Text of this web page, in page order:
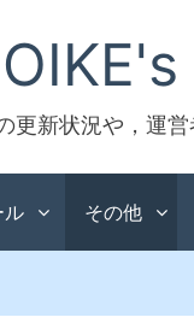
新状況や，運
ル その他